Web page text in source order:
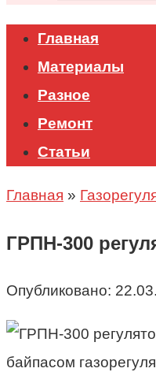
Главная
Материалы
Разное
Ремонт
Статьи
Главная »
ГРПН-300
Опубликовано:
байпасом